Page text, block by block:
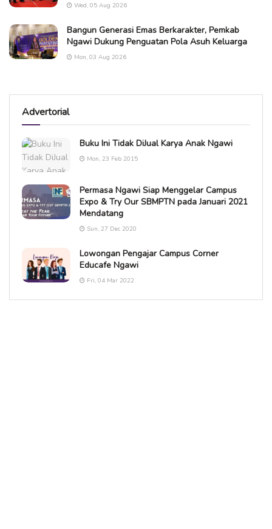
Wed, 05 Aug 2026
Bangun Generasi Emas Berkarakter, Pemkab
Ngawi Dukung Penguatan Pola Asuh Keluarga
Mon, 03 Aug 2026
Advertorial
Buku Ini Tidak DiJual Karya Anak Ngawi
Mon, 23 Feb 2015
Permasa Ngawi Siap Menggelar Campus
Expo & Try Our SBMPTN pada Januari 2021
Mendatang
Sun, 27 Dec 2020
Lowongan Pengajar Campus Corner
Educafe Ngawi
Fri, 04 Mar 2022